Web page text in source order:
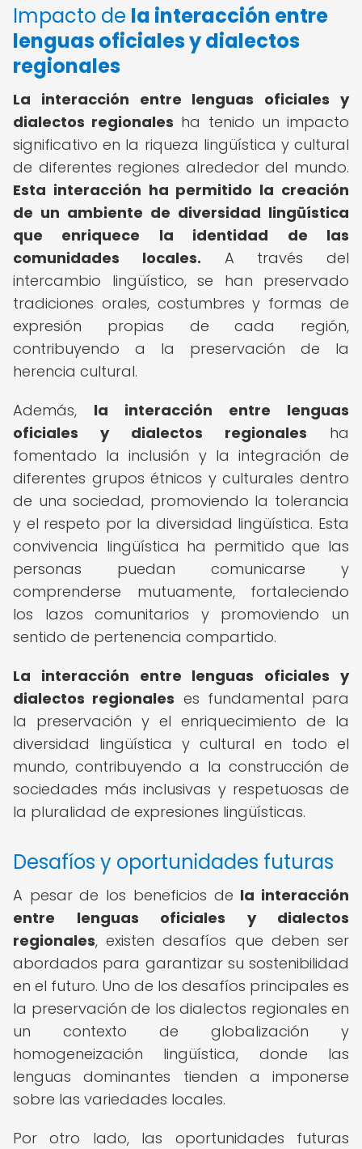
Impacto de la interacción entre
lenguas oficiales y dialectos
regionales
La interacción entre lenguas oficiales y
dialectos regionales ha tenido un impacto
significativo en la riqueza lingüística y cultural
de diferentes regiones alrededor del mundo.
Esta interacción ha permitido la creación
de un ambiente de diversidad lingüística
que enriquece la identidad de las
comunidades locales. A través del
intercambio lingüístico, se han preservado
tradiciones orales, costumbres y formas de
expresión propias de cada región,
contribuyendo a la preservación de la
herencia cultural.
Además, la interacción entre lenguas
oficiales y dialectos regionales ha
fomentado la inclusión y la integración de
diferentes grupos étnicos y culturales dentro
de una sociedad, promoviendo la tolerancia
y el respeto por la diversidad lingüística. Esta
convivencia lingüística ha permitido que las
personas puedan comunicarse y
comprenderse mutuamente, fortaleciendo
los lazos comunitarios y promoviendo un
sentido de pertenencia compartido.
La interacción entre lenguas oficiales y
dialectos regionales es fundamental para
la preservación y el enriquecimiento de la
diversidad lingüística y cultural en todo el
mundo, contribuyendo a la construcción de
sociedades más inclusivas y respetuosas de
la pluralidad de expresiones lingüísticas.
Desafíos y oportunidades futuras
A pesar de los beneficios de la interacción
entre lenguas oficiales y dialectos
regionales, existen desafíos que deben ser
abordados para garantizar su sostenibilidad
en el futuro. Uno de los desafíos principales es
la preservación de los dialectos regionales en
un contexto de globalización y
homogeneización lingüística, donde las
lenguas dominantes tienden a imponerse
sobre las variedades locales.
Por otro lado, las oportunidades futuras